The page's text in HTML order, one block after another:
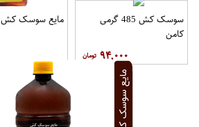
سوسک کش 485 گرمی
کامن
۹۴,۰۰۰
مایع سوسک کش 450 سی سی قهرمان